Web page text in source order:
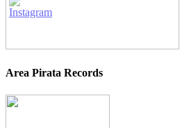
Area Pirata Records